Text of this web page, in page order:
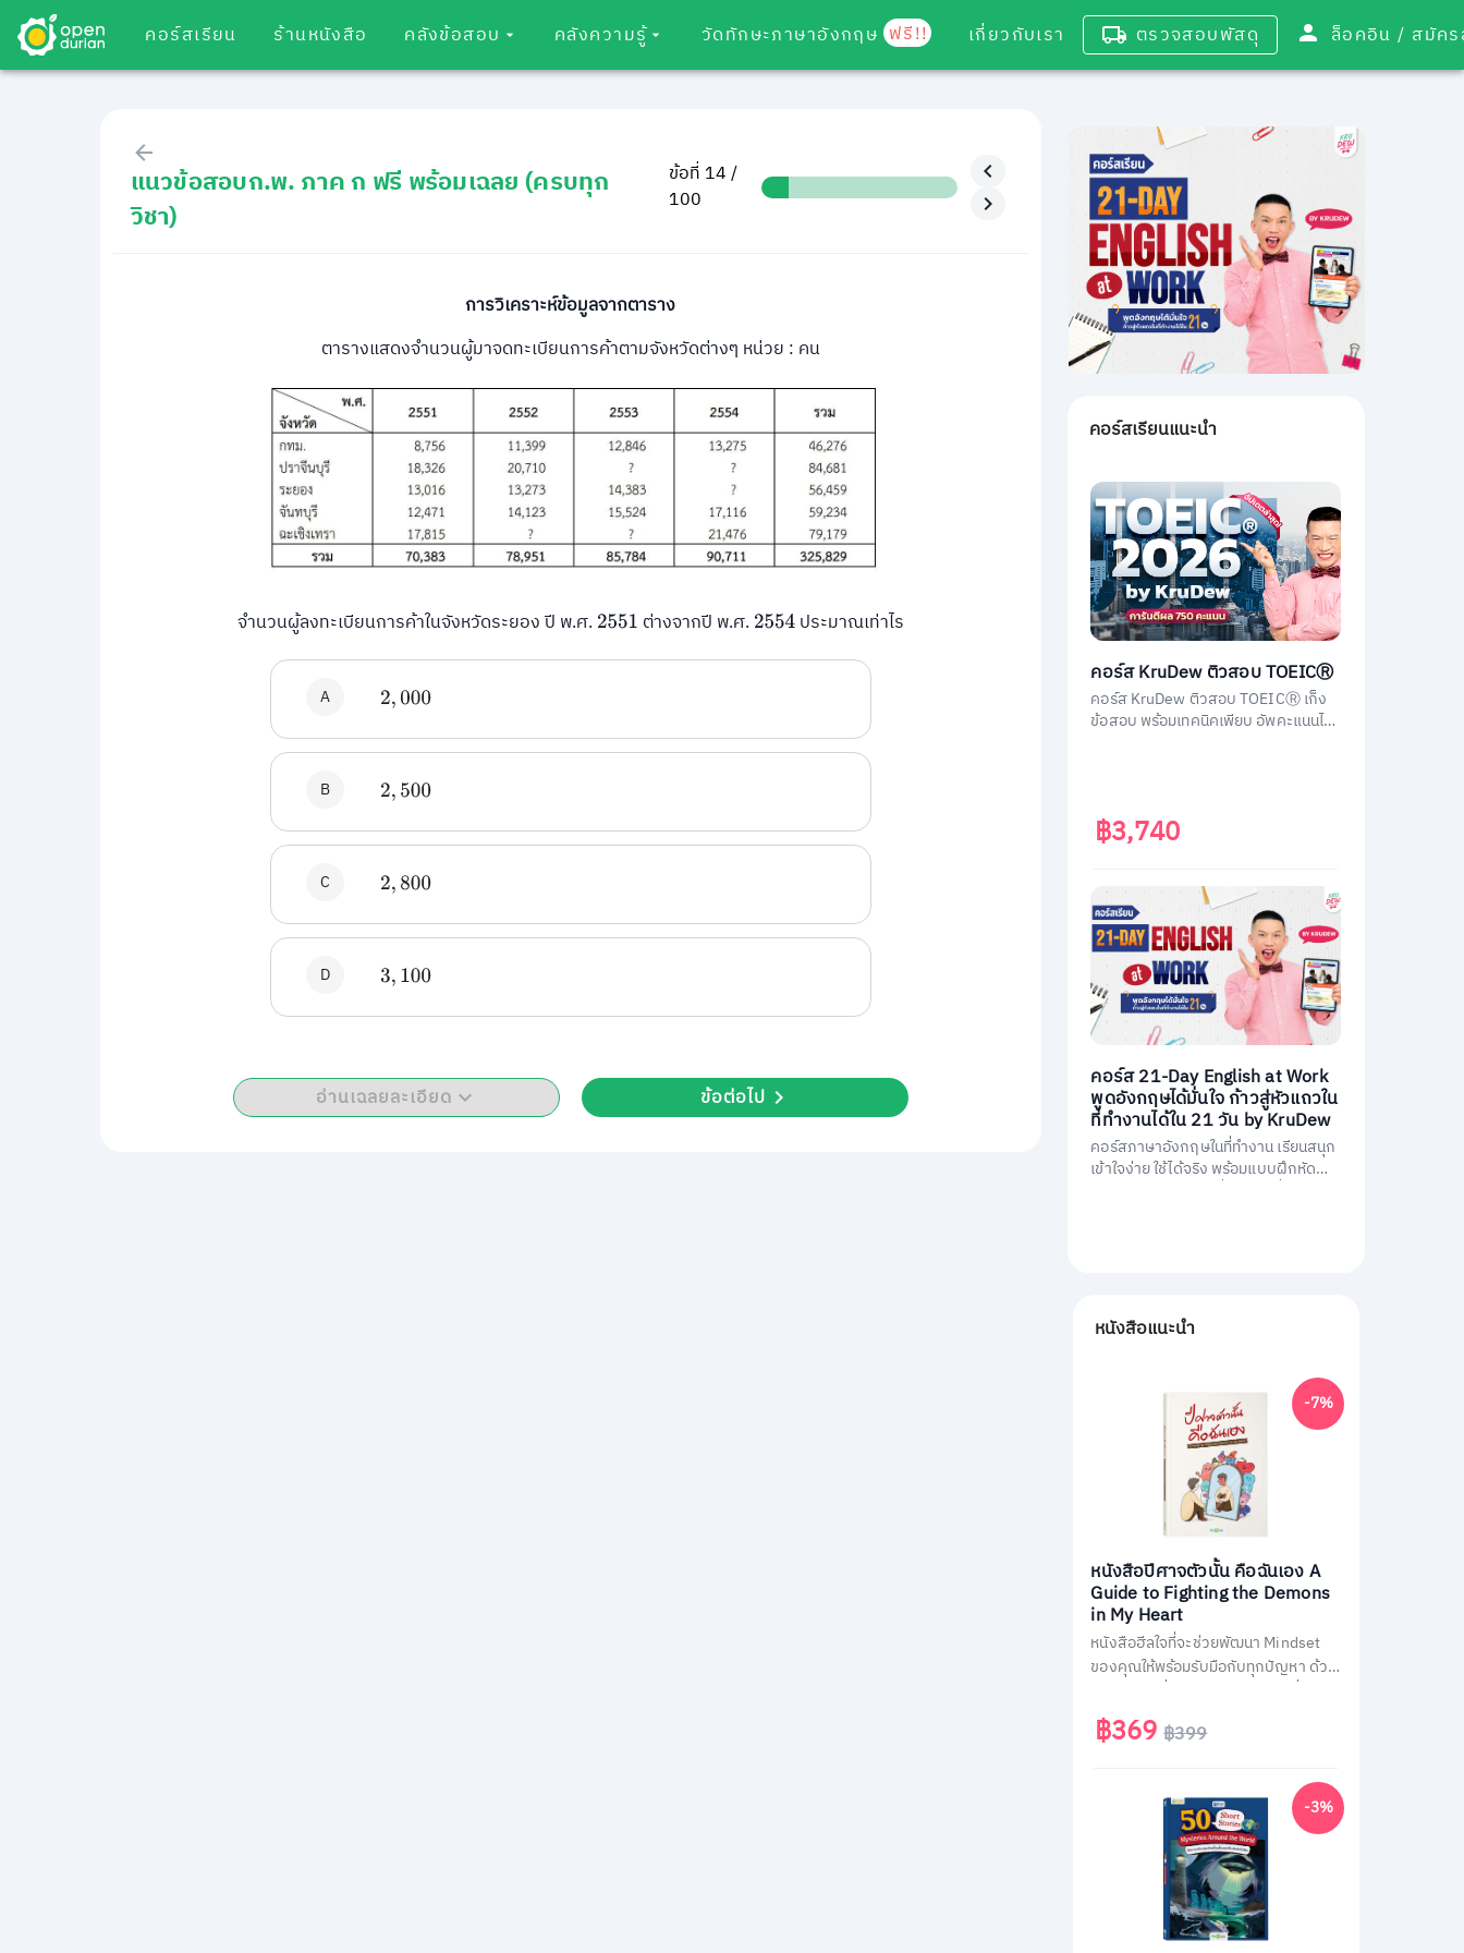
คอร์สเรียน ร้านหนังสือ คลังข้อสอบ คลังความรู้ วัดทักษะภาษาอังกฤษ ฟรี!! เกี่ยวกับเรา ตรวจสอบพัสดุ ล็อคอิน /
แนวข้อสอบก.พ. ภาค ก ฟรี พร้อมเฉลย (ครบทุก
วิชา)
ข้อที่ 14 /
100
การวิเคราะห์ข้อมูลจากตาราง
ตารางแสดงจํานวนผู้มาจดทะเบียนการค้าตามจังหวัดต่างๆ หน่วย : คน
จํานวนผู้ลงทะเบียนการค้าในจังหวัดระยอง ปี พ.ศ. 2551 ต่างจากปี พ.ศ. 2554ประมาณเท่าไร
A 2,000
B 2,500
C 2,800
D 3,100
อ่านเฉลยละเอียด ข้อต่อไป
คอร์สเรียนแนะนำ
คอร์ส KruDew ติวสอบ TOEICⓇ
คอร์ส KruDew ติวสอบ TOEICⓇ เก็ง
ข้อสอบ พร้อมเทคนิคเพียบ อัพคะแนนได้
฿3,740
คอร์ส 21-Day English at Work
พูดอังกฤษได้มั่นใจ ก้าวสู่หัวแถวใน
ที่ทำงานได้ใน 21 วัน by KruDew
คอร์สภาษาอังกฤษในที่ทำงาน เรียนสนุก
เข้าใจง่าย ใช้ได้จริง พร้อมแบบฝึกหัดนำ
หนังสือแนะนำ
หนังสือปีศาจตัวนั้น คือฉันเอง A
Guide to Fighting the Demons
in My Heart
หนังสือฮีลใจที่จะช่วยพัฒนา Mindset
ของคุณให้พร้อมรับมือกับทุกปัญหา ด้วย
พร้อมรับฟรี! แบบทดสอบจิตวิทยาที่จะ
ช่วยทำให้คุณเข้าใจตัวเองได้ดียิ่งขึ้น
-7%
฿369฿399
-3%